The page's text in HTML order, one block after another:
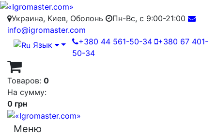
Украина, Киев, Оболонь
Пн-Вс, с 9:00-21:00
info@igromaster.com
Язык
+380 44 561-50-34 +380 67 401-
50-34
Товаров: 0
На сумму:
0 грн
Меню